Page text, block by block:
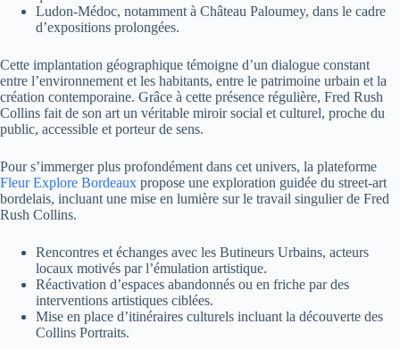
Ludon-Médoc, notamment à Château Paloumey, dans le cadre
d’expositions prolongées.
Cette implantation géographique témoigne d’un dialogue constant
entre l’environnement et les habitants, entre le patrimoine urbain et la
création contemporaine. Grâce à cette présence régulière, Fred Rush
Collins fait de son art un véritable miroir social et culturel, proche du
public, accessible et porteur de sens.
Pour s’immerger plus profondément dans cet univers, la plateforme
Fleur Explore Bordeaux propose une exploration guidée du street-art
bordelais, incluant une mise en lumière sur le travail singulier de Fred
Rush Collins.
Rencontres et échanges avec les Butineurs Urbains, acteurs
locaux motivés par l’émulation artistique.
Réactivation d’espaces abandonnés ou en friche par des
interventions artistiques ciblées.
Mise en place d’itinéraires culturels incluant la découverte des
Collins Portraits.